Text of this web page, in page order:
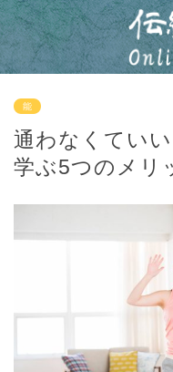
能
通わなくてい
学ぶ5つのメリ